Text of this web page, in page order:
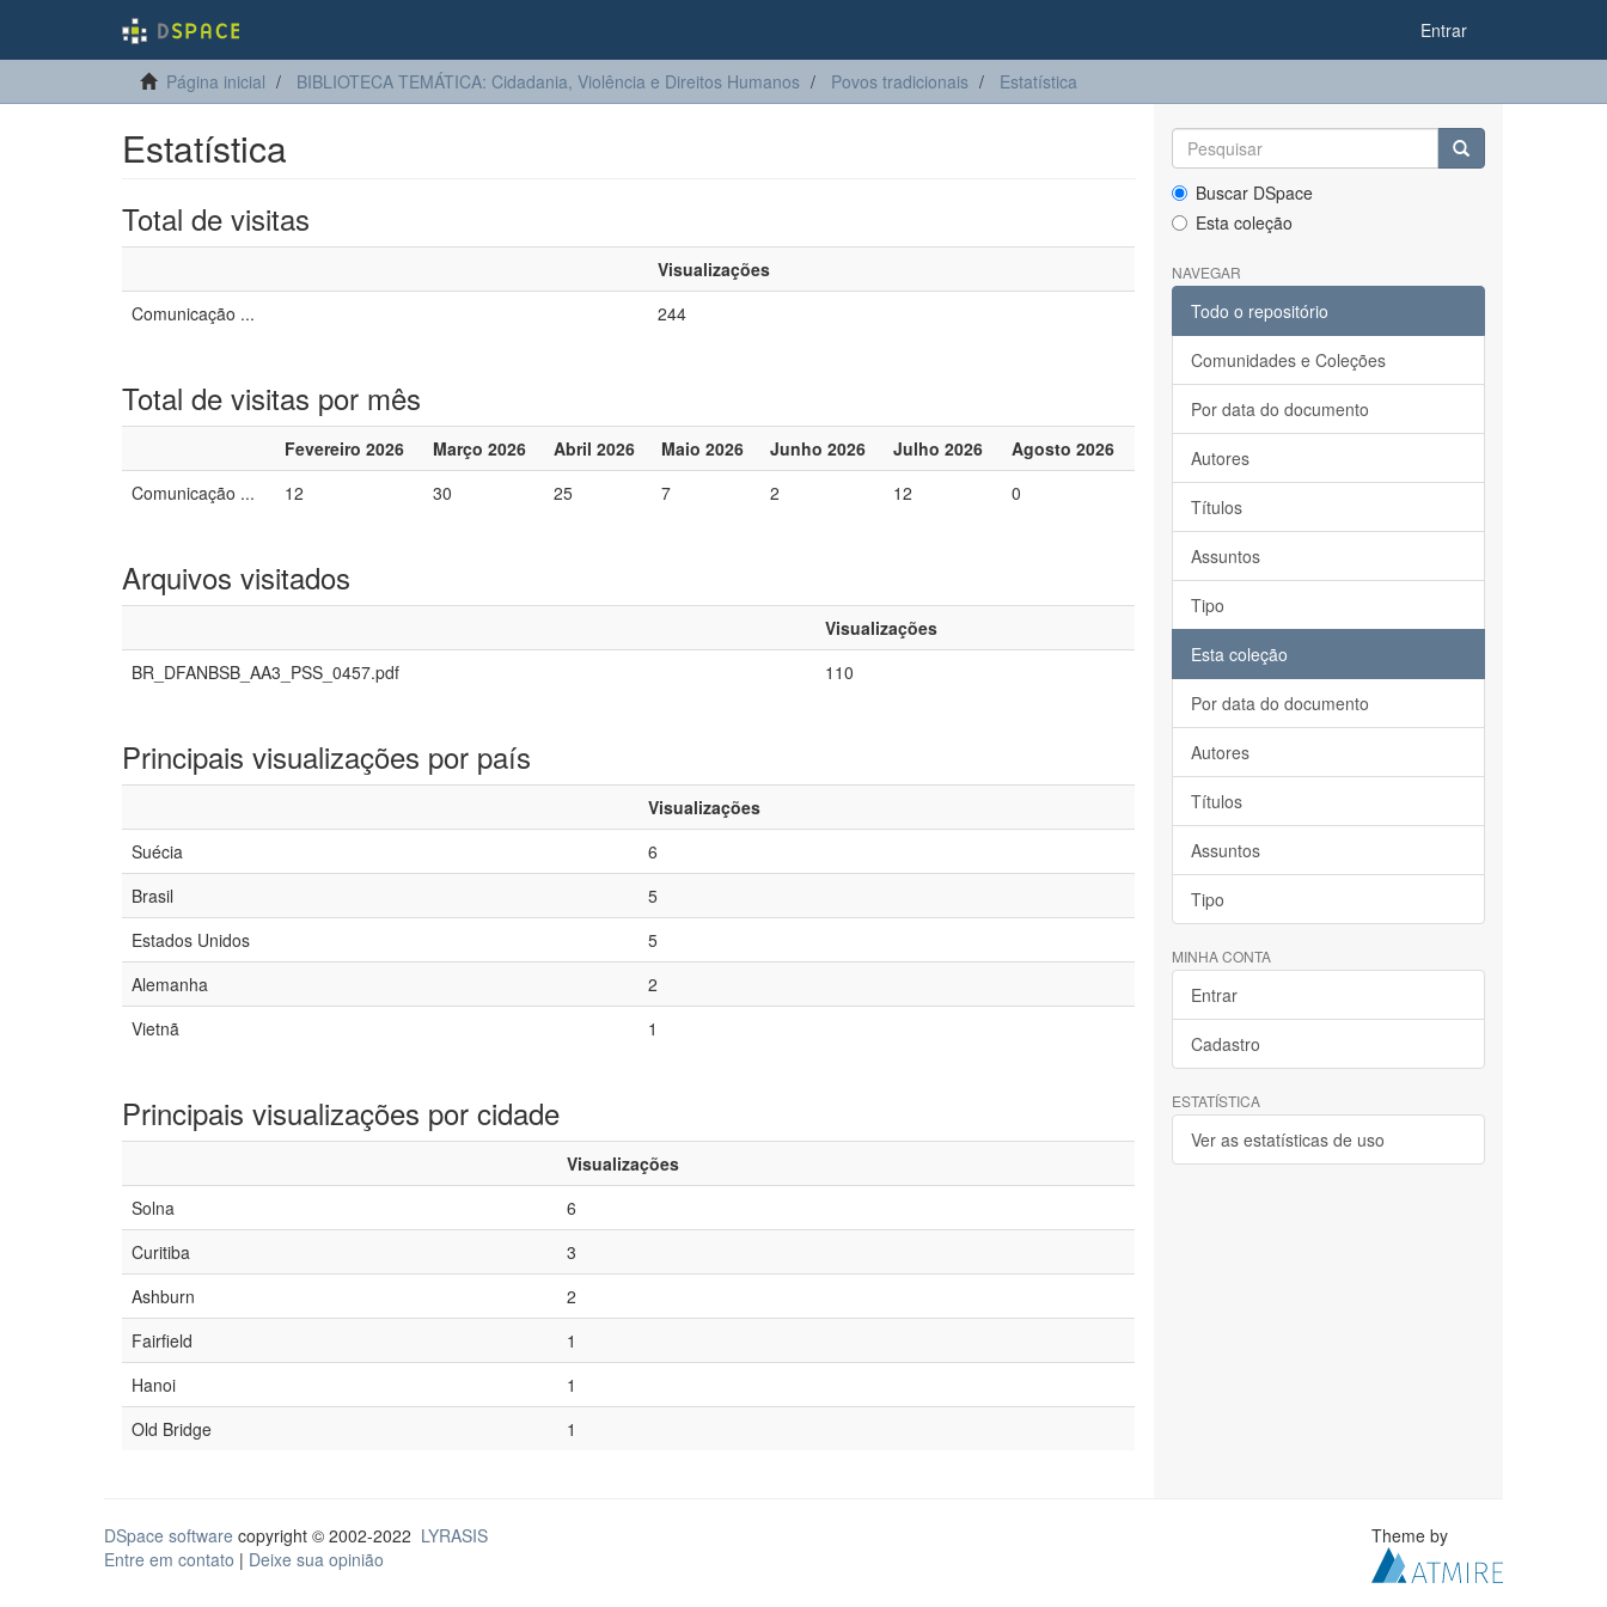
Entrar
Página inicial BIBLIOTECA TEMÁTICA: Cidadania, Violência e Direitos Humanos Povos tradicionais Estatística
Estatística
Total de visitas
Visualizações
Comunicação ...
244
Total de visitas por mês
Fevereiro 2026 Março 2026 Abril 2026 Maio 2026 Junho 2026 Julho 2026
Agosto 2026
Comunicação ...
12 30 25 7 2 12 0
Arquivos visitados
Visualizações
BR_DFANBSB_AA3_PSS_0457.pdf
110
Principais visualizações por país
Visualizações
Suécia
6
Brasil
5
Estados Unidos
5
Alemanha
2
Vietnã
1
Principais visualizações por cidade
Visualizações
Solna
6
Curitiba
3
Ashburn
2
Fairfield
1
Hanoi
1
Old Bridge
1
Buscar DSpace
Esta coleção
NAVEGAR
Todo o repositório
Comunidades e Coleções
Por data do documento
Autores
Títulos
Assuntos
Tipo
Esta coleção
Por data do documento
Autores
Títulos
Assuntos
Tipo
MINHA CONTA
Entrar
Cadastro
ESTATÍSTICA
Ver as estatísticas de uso
DSpace software copyright © 2002-2022 LYRASIS
Entre em contato | Deixe sua opinião
Theme by